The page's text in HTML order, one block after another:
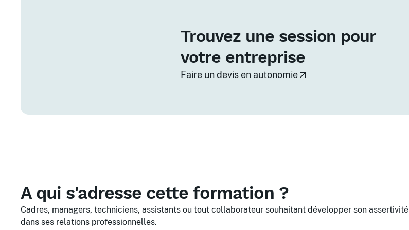
Trouvez une session pour
votre entreprise
Faire un devis en autonomie
A qui s'adresse cette formation ?
Cadres, managers, techniciens, assistants ou tout collaborateur souhaitant développer son assertivité
dans ses relations professionnelles.